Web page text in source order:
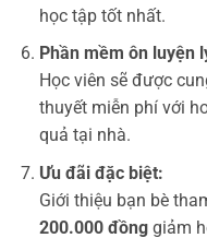
học tập tốt nhất.
Phần mềm ôn luyện
Học viên sẽ được
thuyết miễn phí với
quả tại nhà.
Ưu đãi đặc biệt:
Giới thiệu bạn bè
200.000 đồnggiảm